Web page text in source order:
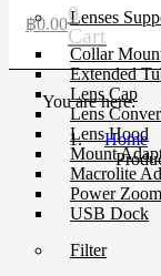
Lenses
Collar
Extended
Lens Cap
Lens
Lens Hood
Mount
Macrolite
Power
USB Dock
Filter
฿0.000
Cart
You are here:
Home